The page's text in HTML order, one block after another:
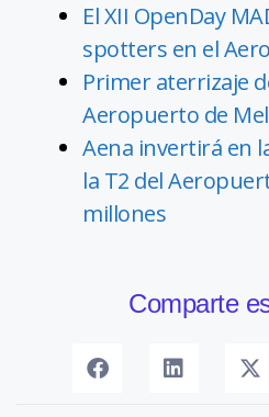
El XII OpenDay
spotters en el
Primer aterrizaje
Aeropuerto de
Aena invertirá en
la T2 del
millones
Comparte